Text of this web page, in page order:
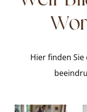
Hier finden